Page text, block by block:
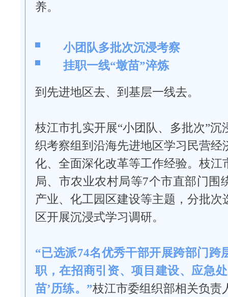
养。
小团队多批次沉浸考察
挂职一线“墩苗”淬炼
到先进地区去、到基层一线去。
枝江市扎实开展“小团队、多批次”沉
织考察组到沿海先进地区学习民营经
化、全面深化改革等工作经验。枝江
局、市农业农村局等7个市直部门围
产业、化工园区建设等主题，分批次
区开展沉浸式学习调研。
“已选派74名优秀干部开展跨部门跨
职，在招商引资、项目建设、应急
苗’历练。”枝江市委组织部相关负责